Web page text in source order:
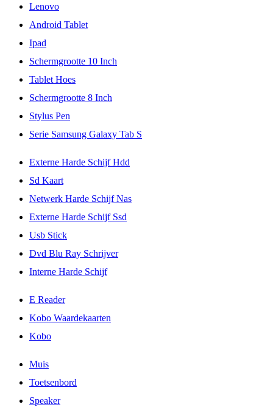
Lenovo
Android Tablet
Ipad
Schermgrootte 10 Inch
Tablet Hoes
Schermgrootte 8 Inch
Stylus Pen
Serie Samsung Galaxy Tab S
Externe Harde Schijf Hdd
Sd Kaart
Netwerk Harde Schijf Nas
Externe Harde Schijf Ssd
Usb Stick
Dvd Blu Ray Schrijver
Interne Harde Schijf
E Reader
Kobo Waardekaarten
Kobo
Muis
Toetsenbord
Speaker